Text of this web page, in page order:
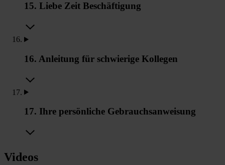
15. Liebe Zeit Beschäftigung
16. Anleitung für schwierige Kollegen
17. Ihre persönliche Gebrauchsanweisung
Videos